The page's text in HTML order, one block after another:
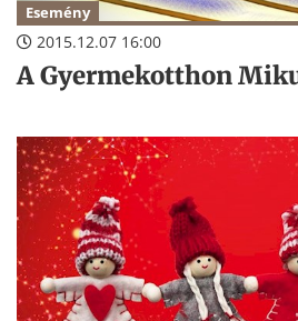
Esemény
2015.12.07 16:00
A Gyermekotthon